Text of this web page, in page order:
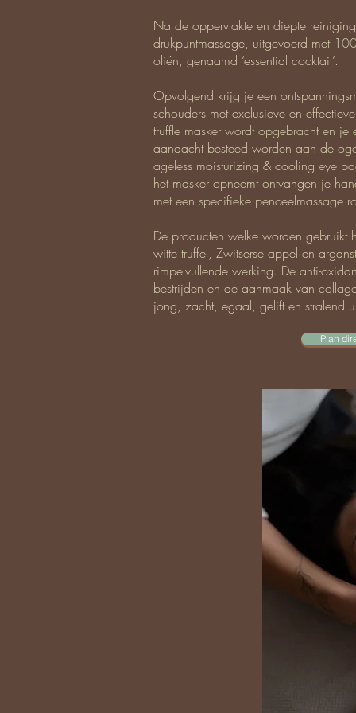
Na de oppervlakte en diepte
drukpuntmassage, uitgevoerd met
oliën, genaamd ‘essential cocktail’.
Opvolgend krijg je een
schouders met exclusieve en
truffle masker wordt opgebracht en je
aandacht besteed worden aan de
ageless moisturizing & cooling eye
het masker opneemt ontvangen je
met een specifieke penceelmassage
De producten welke worden gebruikt
witte truffel, Zwitserse appel en
rimpelvullende werking. De anti-
bestrijden en de aanmaak van
jong, zacht, egaal, gelift en stralend
Plan